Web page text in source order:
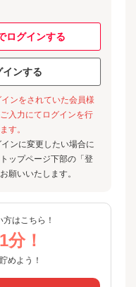
ログインする
ンする
ンをされていた会員様
入力にてログインを行
す。
ンに変更したい場合に
ップページ下部の「登
願いいたします。
はこちら！
！
めよう！